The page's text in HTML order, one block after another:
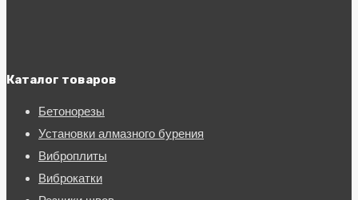
Каталог товаров
Бетонорезы
Установки алмазного бурения
Виброплиты
Виброкатки